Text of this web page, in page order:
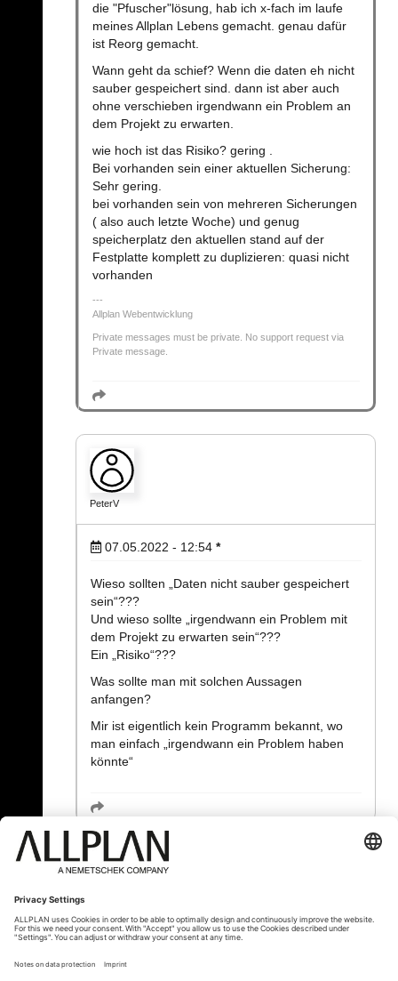
die "Pfuscher"lösung, hab ich x-fach im laufe
meines Allplan Lebens gemacht. genau dafür
ist Reorg gemacht.
Wann geht da schief? Wenn die daten eh nicht
sauber gespeichert sind. dann ist aber auch
ohne verschieben irgendwann ein Problem an
dem Projekt zu erwarten.
wie hoch ist das Risiko? gering .
Bei vorhanden sein einer aktuellen Sicherung:
Sehr gering.
bei vorhanden sein von mehreren Sicherungen
( also auch letzte Woche) und genug
speicherplatz den aktuellen stand auf der
Festplatte komplett zu duplizieren: quasi nicht
vorhanden
Allplan Webentwicklung
Private messages must be private. No support request via
Private message.
PeterV
07.05.2022 - 12:54 *
Wieso sollten „Daten nicht sauber gespeichert
sein“???
Und wieso sollte „irgendwann ein Problem mit
dem Projekt zu erwarten sein“???
Ein „Risiko“???
Was sollte man mit solchen Aussagen
anfangen?
Mir ist eigentlich kein Programm bekannt, wo
man einfach „irgendwann ein Problem haben
könnte“
« Zurück